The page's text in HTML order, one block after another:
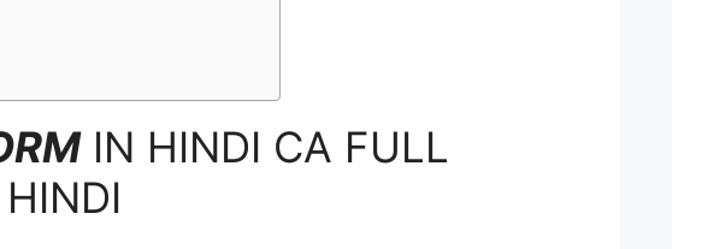
IN HINDI CA FULL